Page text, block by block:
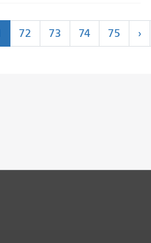
72 73 74 75 ›
>